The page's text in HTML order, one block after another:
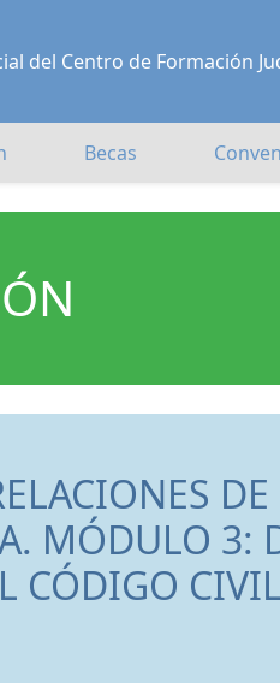
del Centro de Formación
Becas
MÓDULO 3:
CÓDIGO